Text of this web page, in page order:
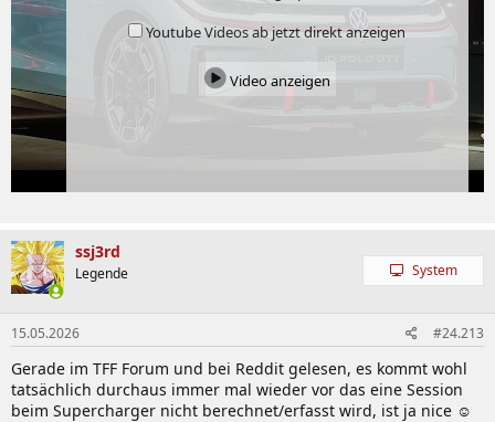
Youtube Videos ab jetzt direkt anzeigen
Video anzeigen
ssj3rd
Legende System
15.05.2026 #24.213
Gerade im TFF Forum und bei Reddit gelesen, es kommt wohl
tatsächlich durchaus immer mal wieder vor das eine Session
beim Supercharger nicht berechnet/erfasst wird, ist ja nice ☺️